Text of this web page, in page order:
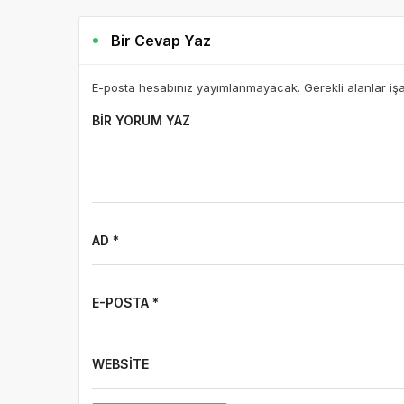
Bir Cevap Yaz
E-posta hesabınız yayımlanmayacak. Gerekli alanlar
BIR YORUM YAZ
AD *
E-POSTA *
WEBSITE